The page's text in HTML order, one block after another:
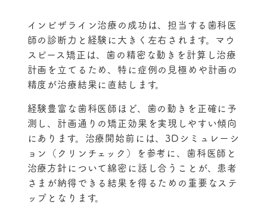
インビザライン治療の成功は、担当する歯科医
師の診断力と経験に大きく左右されます。マウ
スピース矯正は、歯の精密な動きを計算し治療
計画を立てるため、特に症例の見極めや計画の
精度が治療結果に直結します。
経験豊富な歯科医師ほど、歯の動きを正確に予
測し、計画通りの矯正効果を実現しやすい傾向
にあります。治療開始前には、3Dシミュレーシ
ョン（クリンチェック）を参考に、歯科医師と
治療方針について綿密に話し合うことが、患者
さまが納得できる結果を得るための重要なステ
ップとなります。